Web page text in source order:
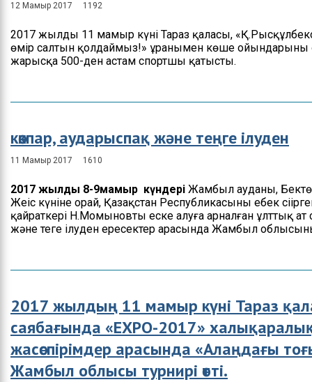
Нәтижелері және
есептер
Байланыстар
Басқарманың ережесі
Мемлекеттік
қызметке кіру
12 Мамыр 2017 1192
2017 жылдың 11 мамыр күні Тараз қаласы,
өмір салтын қолдаймыз!» ұранымен көше ойындарының
жарысқа 500-ден астам спортшы қатысты.
көкпар, аударыспақ және теңге ілуден
11 Мамыр 2017 1610
2017 жылдың 8-9мамыр күндері Жамбыл ауданы,
Жеңіс күніне орай, Қазақстан Республикасының еңбек
қайраткері Н.Момыновты еске алуға арналған ұлттық
және теңге ілуден ересектер арасында Жамбыл
2017 жылдың 11 мамыр күні Тараз
саябағында «ЕХРО-2017» халықаралық
жасөспірімдер арасында «Алаңдағы
Жамбыл облысы турнирі өтті.